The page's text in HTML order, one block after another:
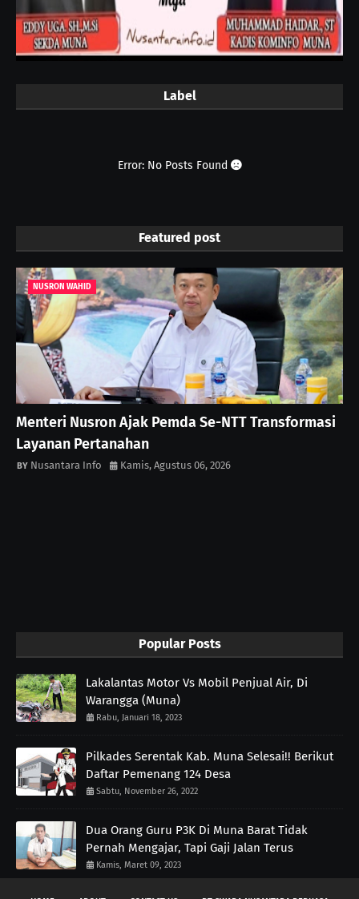
Label
Error: No Posts Found
Featured post
NUSRON WAHID
Menteri Nusron Ajak Pemda Se-NTT Transformasi
Layanan Pertanahan
Nusantara Info Kamis, Agustus 06, 2026
Popular Posts
Lakalantas Motor Vs Mobil Penjual Air, Di
Warangga (Muna)
Rabu, Januari 18, 2023
Pilkades Serentak Kab. Muna Selesai!! Berikut
Daftar Pemenang 124 Desa
Sabtu, November 26, 2022
Dua Orang Guru P3K Di Muna Barat Tidak
Pernah Mengajar, Tapi Gaji Jalan Terus
Kamis, Maret 09, 2023